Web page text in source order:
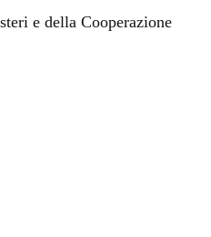
e della Cooperazione